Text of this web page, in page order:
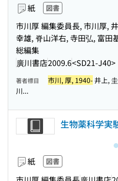
紙 図書
市川厚 編集委員長, 市川厚,
幸雄, 脊山洋右, 寺田弘, 富田
総編集
廣川書店2009.6<SD21-J40>
著者標目 市川, 厚, 1940- 井上,
川...
生物薬科学実
紙 図書